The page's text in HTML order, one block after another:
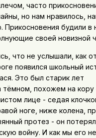
часто
но нам нравилось,
Прикосновения будили в
своей новизной
что не услышали, как
появился школьный
Это был старик лет
тёмном, похожем на кору
лице - седая
ноге, ниже колена,
протез - он потерял
войну. И как мы его не